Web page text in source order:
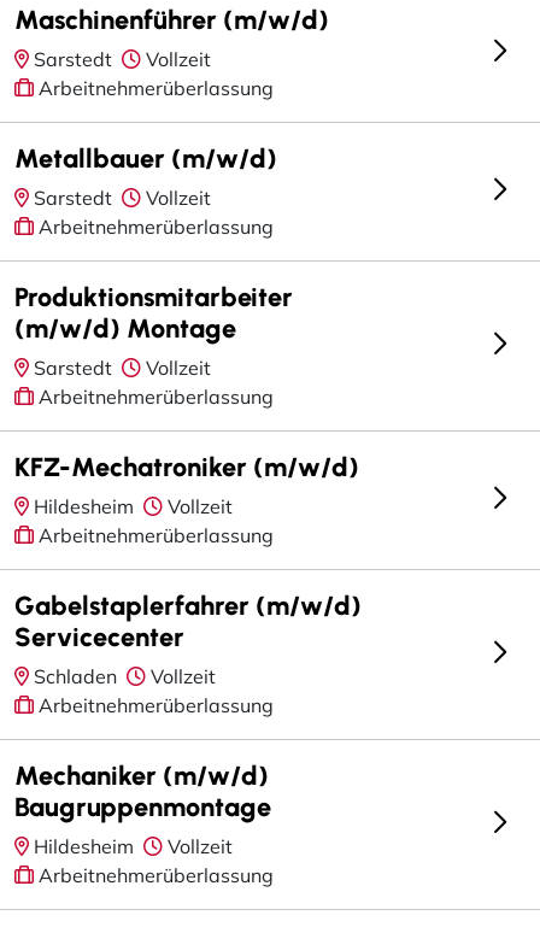
Maschinenführer (m/w/d)
Sarstedt
Vollzeit
Arbeitnehmerüberlassung
Metallbauer (m/w/d)
Sarstedt
Vollzeit
Arbeitnehmerüberlassung
Produktionsmitarbeiter
(m/w/d) Montage
Sarstedt
Vollzeit
Arbeitnehmerüberlassung
KFZ-Mechatroniker (m/w/d)
Hildesheim
Vollzeit
Arbeitnehmerüberlassung
Gabelstaplerfahrer (m/w/d)
Servicecenter
Schladen
Vollzeit
Arbeitnehmerüberlassung
Mechaniker (m/w/d)
Baugruppenmontage
Hildesheim
Vollzeit
Arbeitnehmerüberlassung